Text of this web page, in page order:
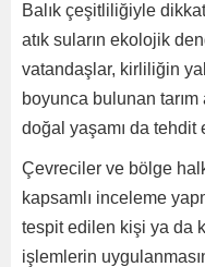
Balık çeşitliliğiyle
atık suların ekolojik
vatandaşlar, kirliliğin
boyunca bulunan
doğal yaşamı da tehdit
Çevreciler ve bölge
kapsamlı inceleme
tespit edilen kişi ya da
işlemlerin